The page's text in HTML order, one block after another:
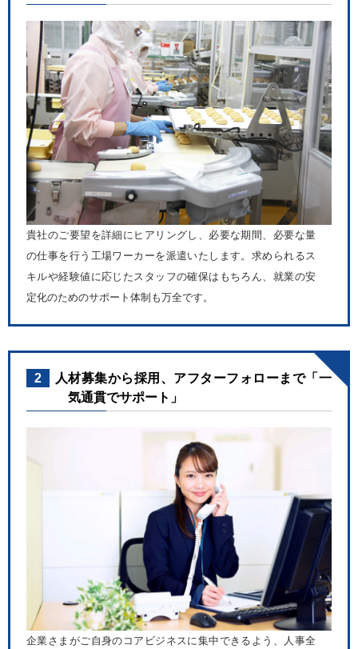
貴社のご要望を詳細にヒアリングし、必要な期間、必要な量
の仕事を行う工場ワーカーを派遣いたします。求められるス
キルや経験値に応じたスタッフの確保はもちろん、就業の安
定化のためのサポート体制も万全です。
2
人材募集から採用、アフターフォローまで「一
気通貫でサポート」
企業さまがご自身のコアビジネスに集中できるよう、人事全